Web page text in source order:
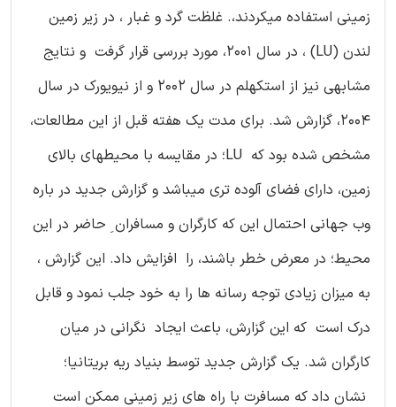
زمینی استفاده میکردند،. غلظت گرد و غبار ، در زیر زمین
لندن (LU) ، در سال 2001، مورد بررسی قرار گرفت و نتایج
مشابهی نیز از استکهلم در سال 2002 و از نیویورک در سال
2004، گزارش شد. برای مدت یک هفته قبل از این مطالعات،
مشخص شده بود که LU؛ در مقایسه با محیطهای بالای
زمین، دارای فضای آلوده تری میباشد و گزارش جدید در باره
وب جهانی احتمال این که کارگران و مسافران ِ حاضر در این
محیط؛ در معرض خطر باشند، را افزایش داد. این گزارش ،
به میزان زیادی توجه رسانه ها را به خود جلب نمود و قابل
درک است که این گزارش، باعث ایجاد نگرانی در میان
کارگران شد. یک گزارش جدید توسط بنیاد ریه بریتانیا؛
نشان داد که مسافرت با راه های زیر زمینی ممکن است